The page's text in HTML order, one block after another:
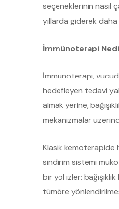
seçeneklerinin nasıl
yıllarda giderek
İmmünoterapi
İmmünoterapi,
hedefleyen tedavi
almak yerine,
mekanizmalar
Klasik kemoterapide
sindirim sistemi
bir yol izler:
tümöre